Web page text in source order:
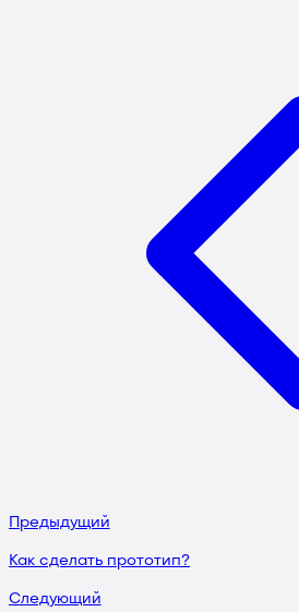
Предыдущий
Как сделать прототип?
Следующий